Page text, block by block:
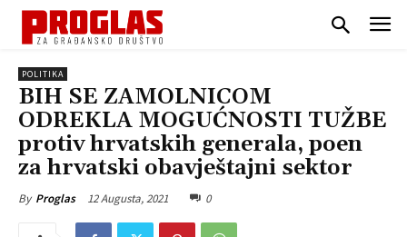
POLITIKA
BIH SE ZAMOLNICOM
ODREKLA MOGUĆNOSTI TUŽBE
protiv hrvatskih generala, poen
za hrvatski obavještajni sektor
By Proglas 12 Augusta, 2021 0